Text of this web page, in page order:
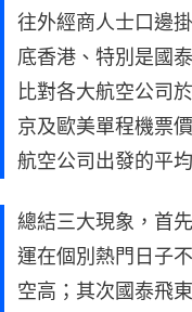
往外經商人士口邊
底香港、特別是國
比對各大航空公司
京及歐美單程機票
航空公司出發的平
總結三大現象，首
運在個別熱門日子
空高；其次國泰飛